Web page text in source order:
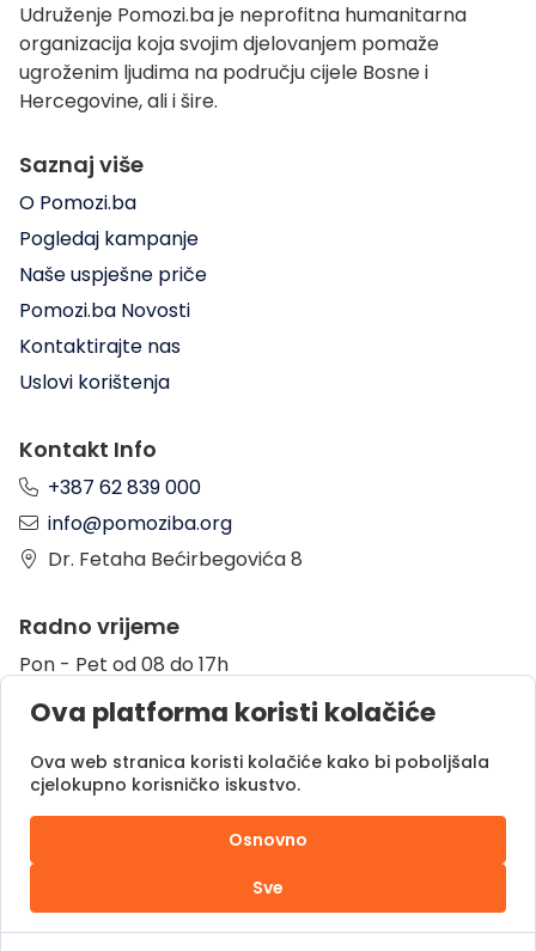
Udruženje Pomozi.ba je neprofitna humanitarna
organizacija koja svojim djelovanjem pomaže
ugroženim ljudima na području cijele Bosne i
Hercegovine, ali i šire.
Saznaj više
O Pomozi.ba
Pogledaj kampanje
Naše uspješne priče
Pomozi.ba Novosti
Kontaktirajte nas
Uslovi korištenja
Kontakt Info
+387 62 839 000
info@pomoziba.org
Dr. Fetaha Bećirbegovića 8
Radno vrijeme
Pon - Pet od 08 do 17h
Sub od 10 do 17h
Nedjelja - neradni dan
Donacije putem
Ova platforma koristi kolačiće
Ova web stranica koristi kolačiće kako bi poboljšala
cjelokupno korisničko iskustvo.
Osnovno
Sve